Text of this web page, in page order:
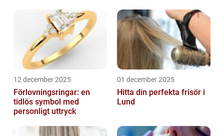
12 december 2025
Förlovningsringar: en
tidlös symbol med
personligt uttryck
01 december 2025
Hitta din perfekta frisör i
Lund